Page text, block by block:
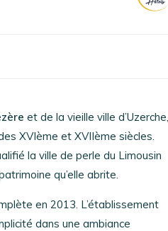
dans le monde
de fidélité
et de la vieille ville d’Uzerche,
XVIème et XVIIème siècles.
la ville de perle du Limousin
qu’elle abrite.
en 2013. L’établissement
dans une ambiance